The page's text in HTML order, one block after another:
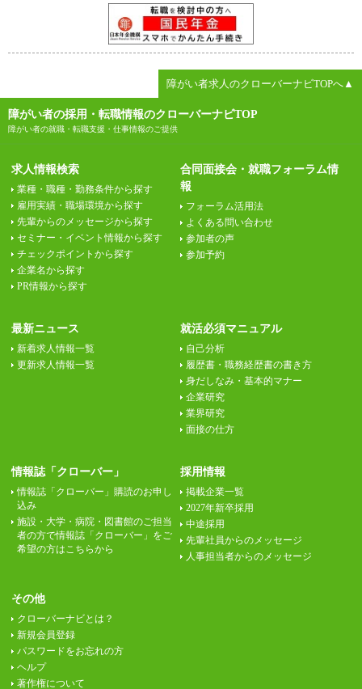
障がい者求人のクローバーナビTOPへ▲
障がい者の採用・転職情報のクローバーナビTOP
障がい者の就職・転職支援・仕事情報のご提供
求人情報検索
業種・職種・勤務条件から探す
雇用実績・職場環境から探す
先輩からのメッセージから探す
セミナー・イベント情報から探す
チェックポイントから探す
企業名から探す
PR情報から探す
合同面接会・就職フォーラム情
報
フォーラム活用法
よくある問い合わせ
参加者の声
参加予約
最新ニュース
新着求人情報一覧
更新求人情報一覧
就活必須マニュアル
自己分析
履歴書・職務経歴書の書き方
身だしなみ・基本的マナー
企業研究
業界研究
面接の仕方
情報誌「クローバー」
情報誌「クローバー」購読のお申し
込み
施設・大学・病院・図書館のご担当
者の方で情報誌「クローバー」をご
希望の方はこちらから
採用情報
掲載企業一覧
2027年新卒採用
中途採用
先輩社員からのメッセージ
人事担当者からのメッセージ
その他
クローバーナビとは？
新規会員登録
パスワードをお忘れの方
ヘルプ
著作権について